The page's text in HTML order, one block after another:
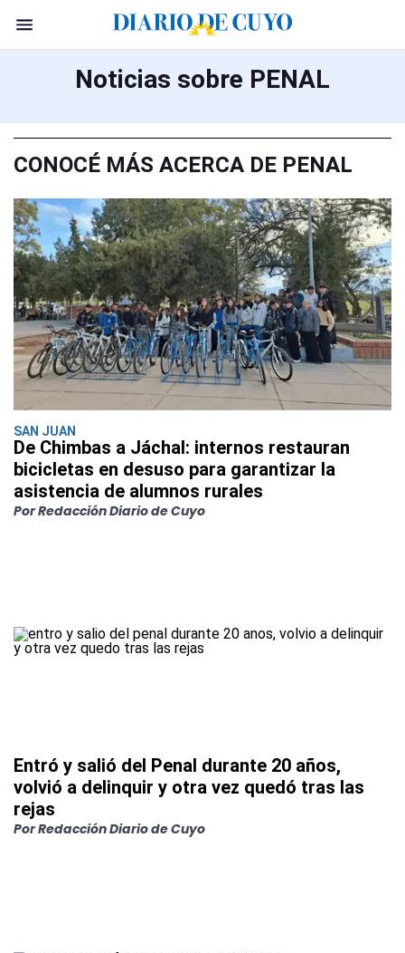
Noticias sobre PENAL
CONOCÉ MÁS ACERCA DE PENAL
SAN JUAN
De Chimbas a Jáchal: internos restauran
bicicletas en desuso para garantizar la
asistencia de alumnos rurales
Por Redacción Diario de Cuyo
Entró y salió del Penal durante 20 años,
volvió a delinquir y otra vez quedó tras las
rejas
Por Redacción Diario de Cuyo